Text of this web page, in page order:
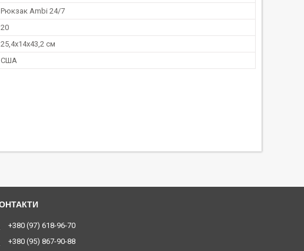
Рюкзак Ambi 24/7
20
25,4x14x43,2 см
США
+380 (97) 618-96-70
+380 (95) 867-90-88